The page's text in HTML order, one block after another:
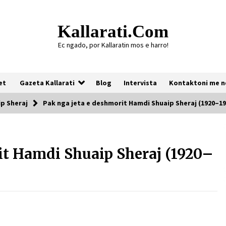
Kallarati.com
Ec ngado, por Kallaratin mos e harro!
Gazeta Kallarati Blog Intervista Kontaktoni me
07/07/2026
Sheraj Pak nga jeta e deshmorit Hamdi Shuaip Sheraj
Hamdi Shuaip Sheraj (1920–